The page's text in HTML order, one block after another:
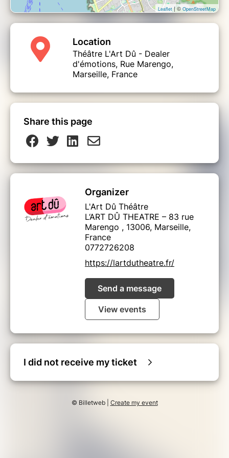
Leaflet | © OpenStreetMap
Location
Théâtre L'Art Dû - Dealer
d'émotions, Rue Marengo,
Marseille, France
Share this page
Organizer
L'Art Dû Théâtre
L‘ART DÛ THEATRE – 83 rue
Marengo , 13006, Marseille,
France
0772726208
https://lartdutheatre.fr/
Send a message
View events
I did not receive my ticket
© Billetweb | Create my event